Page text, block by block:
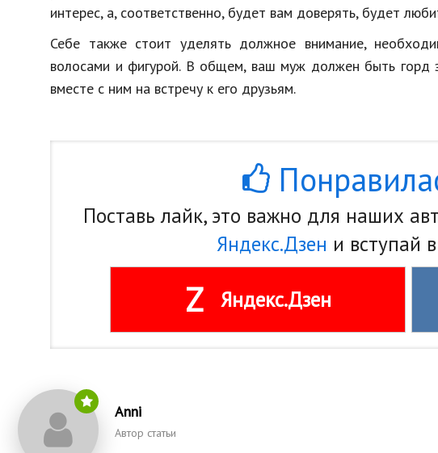
интерес, а, соответственно, будет вам доверять, будет
Себе также стоит уделять должное внимание,
волосами и фигурой. В общем, ваш муж должен быть горд
вместе с ним на встречу к его друзьям.
Поставь лайк, это важно для наших
Яндекс.Дзен и вступай
Z Яндекс.Дзен
Anni
Автор статьи